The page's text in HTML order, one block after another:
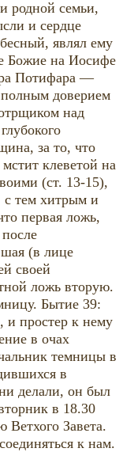
родной семьи,
и сердце
являл ему
Божие на Иосифе
Потифара —
полным доверием
над
за то, что
клеветой на
(ст. 13-15),
тем хитрым и
первая ложь,
(в лице
своей
ложь вторую.
Бытие 39:
и простер к нему
в очах
темницы в
в
делали, он был
в 18.30
Ветхого Завета.
к нам.